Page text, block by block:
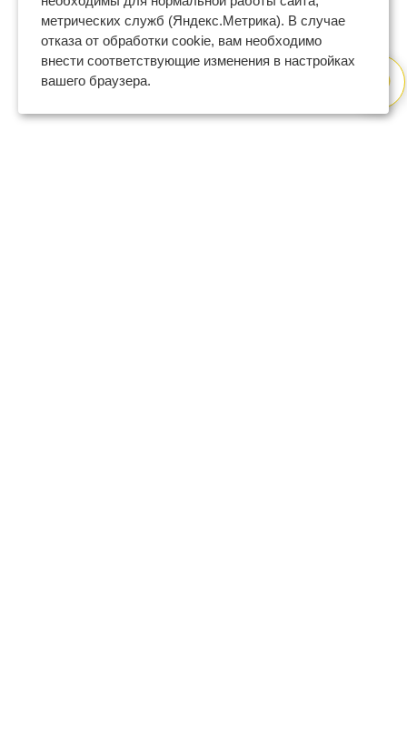
метрических служб (Яндекс.Метрика). В случае
отказа от обработки cookie, вам необходимо
внести соответствующие изменения в настройках
вашего браузера.